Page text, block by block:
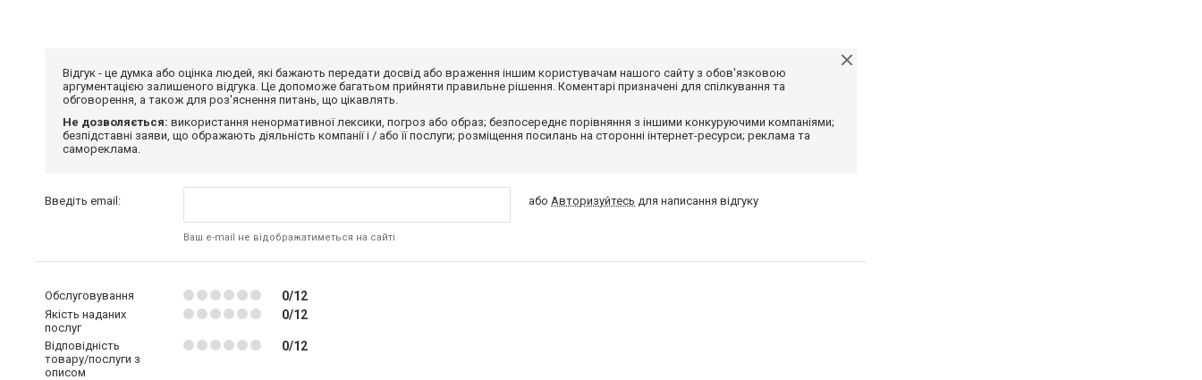
Відгук - це думка або оцінка людей, які бажають передати досвід або враження іншим користувачам нашого сайту з обов'язковою
аргументацією залишеного відгука. Це допоможе багатьом прийняти правильне рішення. Коментарі призначені для спілкування та
обговорення, а також для роз'яснення питань, що цікавлять.
Не дозволяється: використання ненормативної лексики, погроз або образ; безпосереднє порівняння з іншими конкуруючими компаніями;
безпідставні заяви, що ображають діяльність компанії і / або її послуги; розміщення посилань на сторонні інтернет-ресурси; реклама та
самореклама.
Введіть email:
Ваш e-mail не відображатиметься на сайті
або Авторизуйтесь для написання відгуку
Обслуговування 0/12
Якість наданих
послуг
0/12
Відповідність
товару/послуги з
описом
0/12